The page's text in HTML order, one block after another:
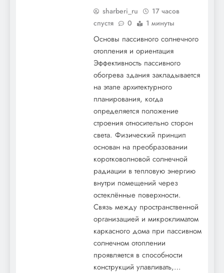
sharberi_ru
17 часов
спустя
0 1 минуты
Основы пассивного солнечного
отопления и ориентация
Эффективность пассивного
обогрева здания закладывается
на этапе архитектурного
планирования, когда
определяется положение
строения относительно сторон
света. Физический принцип
основан на преобразовании
коротковолновой солнечной
радиации в тепловую энергию
внутри помещений через
остеклённые поверхности.
Связь между пространственной
организацией и микроклиматом
каркасного дома при пассивном
солнечном отоплении
проявляется в способности
конструкций улавливать,…